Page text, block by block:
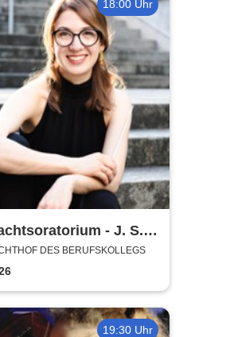
18:00 Uhr
- J. S.
Folkwang
DES BERUFSKOLLEGS
19:30 Uhr